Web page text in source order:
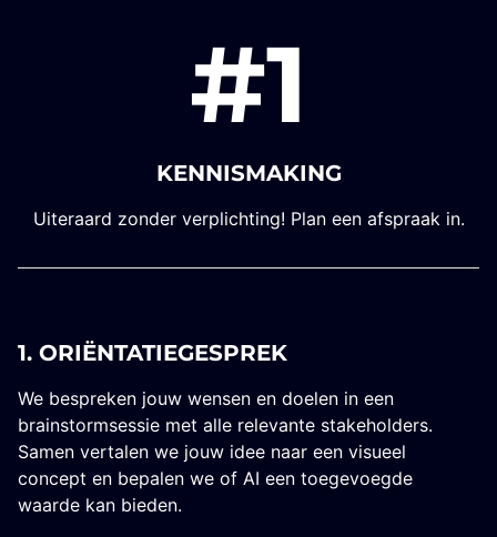
#1
KENNISMAKING
Uiteraard zonder verplichting! Plan een afspraak in.
1. ORIËNTATIEGESPREK
We bespreken jouw wensen en doelen in een
brainstormsessie met alle relevante stakeholders.
Samen vertalen we jouw idee naar een visueel
concept en bepalen we of AI een toegevoegde
waarde kan bieden.